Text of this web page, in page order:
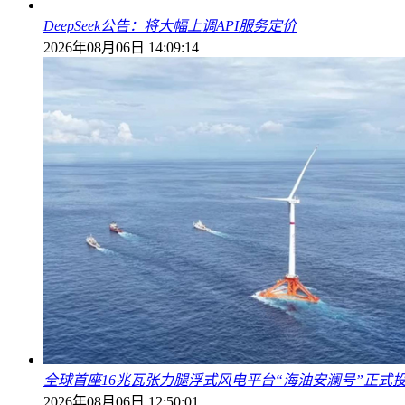
DeepSeek公告：将大幅上调API服务定价
2026年08月06日 14:09:14
全球首座16兆瓦张力腿浮式风电平台“海油安澜号”正式